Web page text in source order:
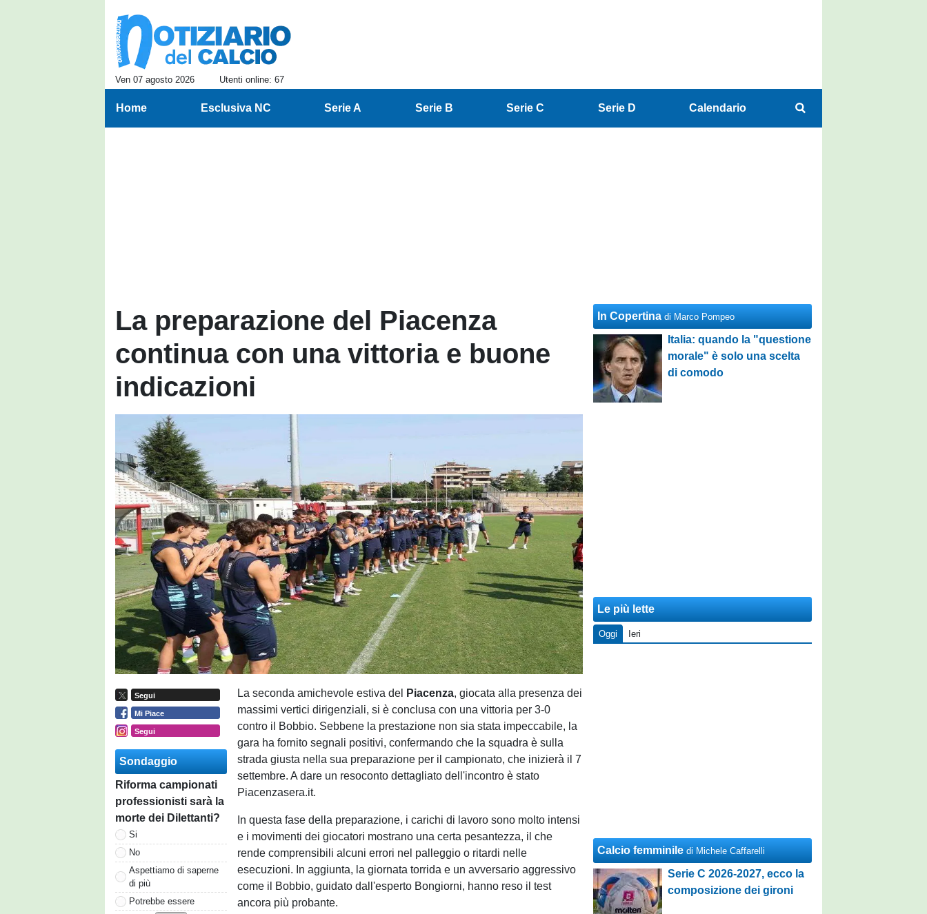
Ven 07 agosto 2026 Utenti online: 67
Home Esclusiva NC Serie A Serie B Serie C Serie D Calendario
La preparazione del Piacenza
continua con una vittoria e buone
indicazioni
Segui
Mi Piace
Segui
Sondaggio
Riforma campionati
professionisti sarà la
morte dei Dilettanti?
Si
No
Aspettiamo di saperne
di più
Potrebbe essere
La seconda amichevole estiva del Piacenza, giocata alla presenza dei
massimi vertici dirigenziali, si è conclusa con una vittoria per 3-0
contro il Bobbio. Sebbene la prestazione non sia stata impeccabile, la
gara ha fornito segnali positivi, confermando che la squadra è sulla
strada giusta nella sua preparazione per il campionato, che inizierà il 7
settembre. A dare un resoconto dettagliato dell'incontro è stato
Piacenzasera.it.
In questa fase della preparazione, i carichi di lavoro sono molto intensi
e i movimenti dei giocatori mostrano una certa pesantezza, il che
rende comprensibili alcuni errori nel palleggio o ritardi nelle
esecuzioni. In aggiunta, la giornata torrida e un avversario aggressivo
come il Bobbio, guidato dall'esperto Bongiorni, hanno reso il test
ancora più probante.
In Copertina di Marco Pompeo
Italia: quando la "questione
morale" è solo una scelta
di comodo
Le più lette
Oggi Ieri
Calcio femminile di Michele Caffarelli
Serie C 2026-2027, ecco la
composizione dei gironi